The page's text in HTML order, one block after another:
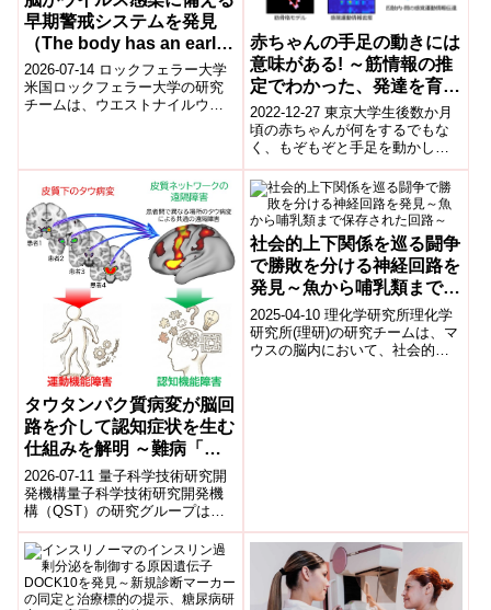
早期警戒システムを発見
（The body has an early
warning system that
helps the brain prepare
for a viral attack）
2026-07-14 ロックフェラー大学
米国ロックフェラー大学の研究
チームは、ウエストナイルウイ
赤ちゃんの手足の動きには
意味がある! ～筋情報の推
定でわかった、発達を育む
「感覚運動ワンダリング」
～
2022-12-27 東京大学生後数か月
頃の赤ちゃんが何をするでもな
く、もぞもぞと手足を動かして
いる様子を見たことはあるでし
ょうか?このような動きは外部の
刺激に...
タウタンパク質病変が脳回
路を介して認知症状を生む
仕組みを解明 ～難病「進
行性核上性麻痺」で実証、
認知症における症状の予測
と回路標的治療の実現へ～
2026-07-11 量子科学技術研究開
発機構量子科学技術研究開発機
構（QST）の研究グループは、
進行性核上性麻痺（PSP）にお
いて、タウタンパク質の蓄積が
神経...
社会的上下関係を巡る闘争
で勝敗を分ける神経回路を
発見～魚から哺乳類まで保
存された回路～
2025-04-10 理化学研究所​理化学
研究所(理研)の研究チームは、マ
ウスの脳内において、社会的な